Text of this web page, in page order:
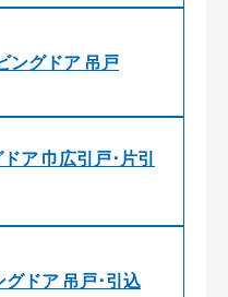
ングドア 吊戸
ア 巾広引戸･片引
ドア 吊戸･引込